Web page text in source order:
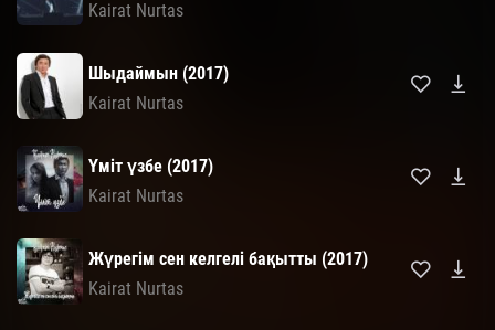
Kairat Nurtas
Шыдаймын (2017)
Kairat Nurtas
Үміт үзбе (2017)
Kairat Nurtas
Жүрегім сен келгелі бақытты (2017)
Kairat Nurtas